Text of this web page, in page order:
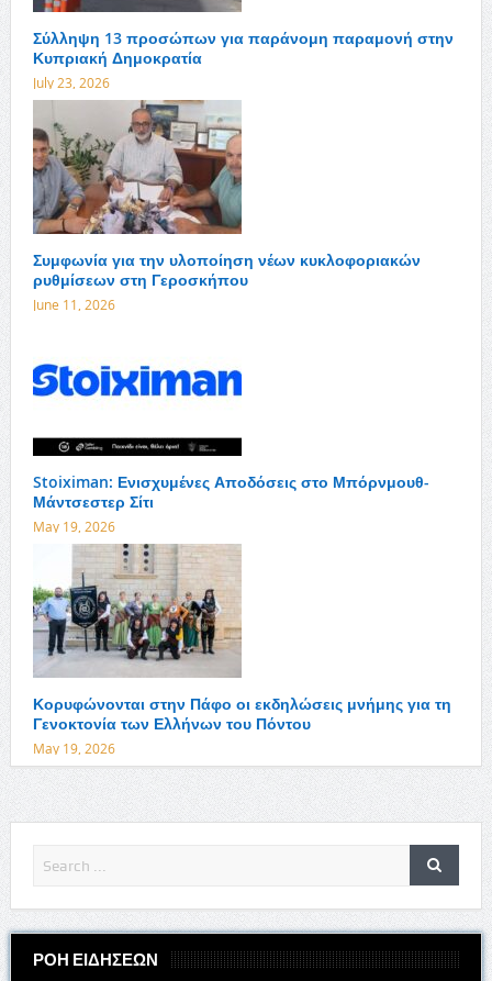
Σύλληψη 13 προσώπων για παράνομη παραμονή στην
Κυπριακή Δημοκρατία
July 23, 2026
Συμφωνία για την υλοποίηση νέων κυκλοφοριακών
ρυθμίσεων στη Γεροσκήπου
June 11, 2026
Stoiximan: Ενισχυμένες Αποδόσεις στο Μπόρνμουθ-
Μάντσεστερ Σίτι
May 19, 2026
Κορυφώνονται στην Πάφο οι εκδηλώσεις μνήμης για τη
Γενοκτονία των Ελλήνων του Πόντου
May 19, 2026
ΡΟΗ ΕΙΔΗΣΕΩΝ